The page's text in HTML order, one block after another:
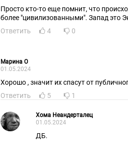
Просто кто-то еще помнит, что
более "цивилизованными". Запад это
Ответить
4 0
Марина О
01.05.2024
Хорошо , значит их спасут от
Ответить
5 1
Хома Неандерталец
01.05.2024
ДБ.